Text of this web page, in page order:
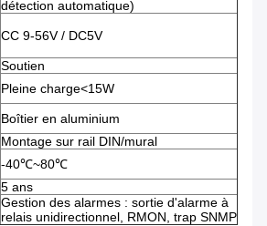
détection automatique)
CC 9-56V / DC5V
Soutien
Pleine charge<15W
Boîtier en aluminium
Montage sur rail DIN/mural
-40℃~80℃
5 ans
Gestion des alarmes : sortie d'alarme à
relais unidirectionnel, RMON, trap SNMP